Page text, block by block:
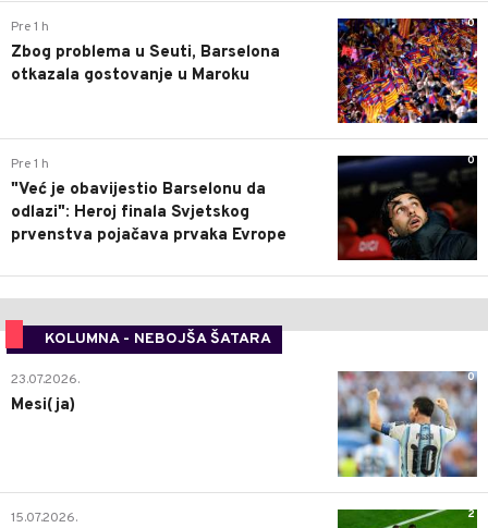
0
Pre 1 h
Zbog problema u Seuti, Barselona
otkazala gostovanje u Maroku
0
Pre 1 h
"Već je obavijestio Barselonu da
odlazi": Heroj finala Svjetskog
prvenstva pojačava prvaka Evrope
KOLUMNA - NEBOJŠA ŠATARA
0
23.07.2026.
Mesi(ja)
2
15.07.2026.